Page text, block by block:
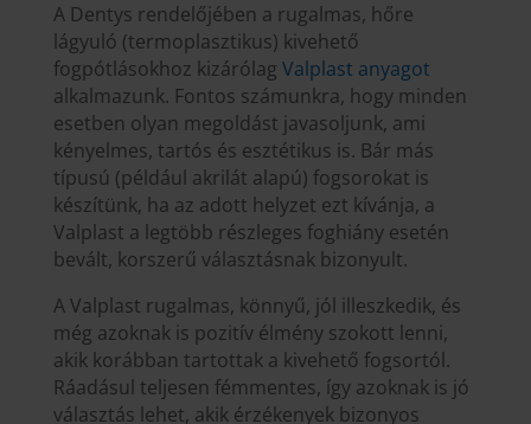
A Dentys rendelőjében a rugalmas, hőre
lágyuló (termoplasztikus) kivehető
fogpótlásokhoz kizárólag Valplast anyagot
alkalmazunk. Fontos számunkra, hogy minden
esetben olyan megoldást javasoljunk, ami
kényelmes, tartós és esztétikus is. Bár más
típusú (például akrilát alapú) fogsorokat is
készítünk, ha az adott helyzet ezt kívánja, a
Valplast a legtöbb részleges foghiány esetén
bevált, korszerű választásnak bizonyult.
A Valplast rugalmas, könnyű, jól illeszkedik, és
még azoknak is pozitív élmény szokott lenni,
akik korábban tartottak a kivehető fogsortól.
Ráadásul teljesen fémmentes, így azoknak is jó
választás lehet, akik érzékenyek bizonyos